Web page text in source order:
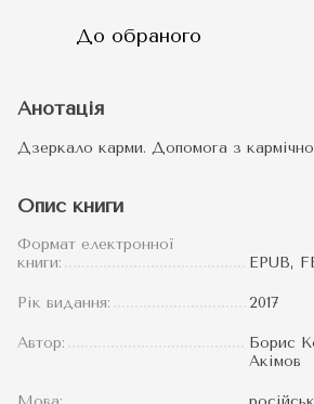
До обраного
Анотація
Дзеркало карми. Допомога з
Опис книги
Формат електронної
книги:
EPUB,
Рік видання: 2017
Автор:
Борис
Акімов